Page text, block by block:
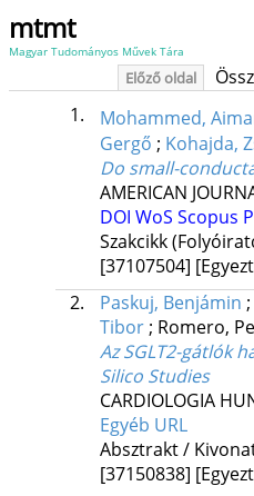
mtmt
Magyar Tudományos Művek Tára
Előző oldal
1. Mohammed,
Gergő ; Kohajda,
Do small-
AMERICAN
DOI WoS Scopus
Szakcikk
[37107504]
2.
Paskuj, Benjámin ;
Tibor ; Romero,
Az SGLT2-gátlók
Silico Studies
CARDIOLOGIA
Egyéb URL
Absztrakt /
[37150838]